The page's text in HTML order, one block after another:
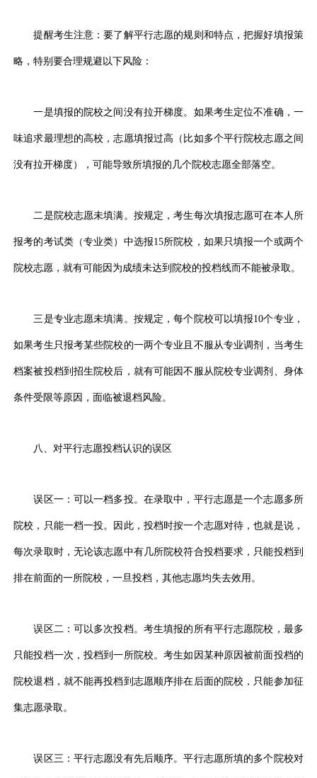
提醒考生注意：要了解平行志愿的规则和特点，把握好填报策
略，特别要合理规避以下风险：
一是填报的院校之间没有拉开梯度。如果考生定位不准确，一
味追求最理想的高校，志愿填报过高（比如多个平行院校志愿之间
没有拉开梯度），可能导致所填报的几个院校志愿全部落空。
二是院校志愿未填满。按规定，考生每次填报志愿可在本人所
报考的考试类（专业类）中选报15所院校，如果只填报一个或两个
院校志愿，就有可能因为成绩未达到院校的投档线而不能被录取。
三是专业志愿未填满。按规定，每个院校可以填报10个专业，
如果考生只报考某些院校的一两个专业且不服从专业调剂，当考生
档案被投档到招生院校后，就有可能因不服从院校专业调剂、身体
条件受限等原因，面临被退档风险。
八、对平行志愿投档认识的误区
误区一：可以一档多投。在录取中，平行志愿是一个志愿多所
院校，只能一档一投。因此，投档时按一个志愿对待，也就是说，
每次录取时，无论该志愿中有几所院校符合投档要求，只能投档到
排在前面的一所院校，一旦投档，其他志愿均失去效用。
误区二：可以多次投档。考生填报的所有平行志愿院校，最多
只能投档一次，投档到一所院校。考生如因某种原因被前面投档的
院校退档，就不能再投档到志愿顺序排在后面的院校，只能参加征
集志愿录取。
误区三：平行志愿没有先后顺序。平行志愿所填的多个院校对